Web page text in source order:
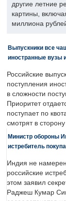
другие летние
картины,
миллиона
Выпускники все
иностранные вузы
Российские
поступления
в сложности
Приоритет
поступает по
смотрят в
Министр обороны
истребитель
Индия не
российские
этом заявил
Раджеш Кумар